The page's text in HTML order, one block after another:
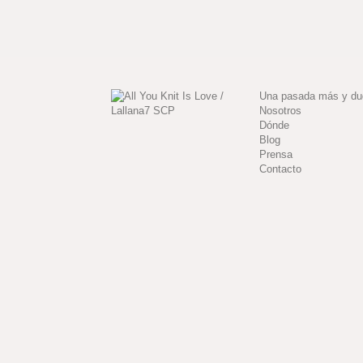
Una pasada más y
Nosotros
Dónde
Blog
Prensa
Contacto